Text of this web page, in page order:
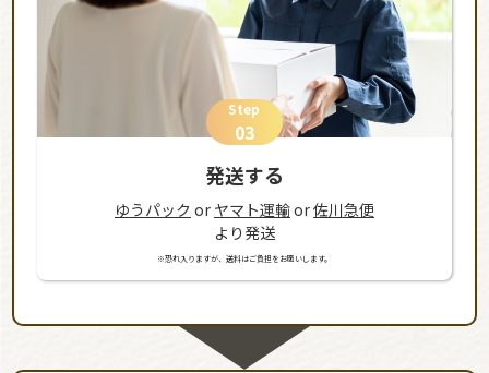
Step
03
発送する
ゆうパック or ヤマト運輸or佐川急便
より発送
※恐れ入りますが、送料はご負担をお願いします。